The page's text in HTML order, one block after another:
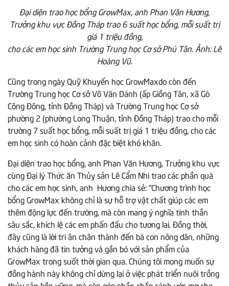
Đại diện trao học bổng GrowMax, anh Phan Văn Hương,
Trưởng khu vực Đồng Tháp trao 6 suất học bổng, mỗi suất trị
giá 1 triệu đồng,
cho các em học sinh Trường Trung học Cơ sở Phú Tân. Ảnh: Lê
Hoàng Vũ.
Cũng trong ngày Quỹ Khuyến học GrowMaxdo còn đến
Trường Trung học Cơ sở Võ Văn Dánh (ấp Giồng Tân, xã Gò
Công Đông, tỉnh Đồng Tháp) và Trường Trung học Cơ sở
phường 2 (phường Long Thuận, tỉnh Đồng Tháp) trao cho mỗi
trường 7 suất học bổng, mỗi suất trị giá 1 triệu đồng, cho các
em học sinh có hoàn cảnh đặc biệt khó khăn.
Đại diện trao học bổng, anh Phan Văn Hương, Trưởng khu vực
cùng Đại lý Thức ăn Thủy sản Lê Cẩm Nhi trao các phần quà
cho các em học sinh, anh Hương chia sẻ: “Chương trình học
bổng GrowMax không chỉ là sự hỗ trợ vật chất giúp các em
thêm động lực đến trường, mà còn mang ý nghĩa tinh thần
sâu sắc, khích lệ các em phấn đấu cho tương lai. Đồng thời,
đây cũng là lời tri ân chân thành đến bà con nông dân, những
khách hàng đã tin tưởng và gắn bó với sản phẩm của
GrowMax trong suốt thời gian qua. Chúng tôi mong muốn sự
đồng hành này không chỉ dừng lại ở việc phát triển nuôi trồng